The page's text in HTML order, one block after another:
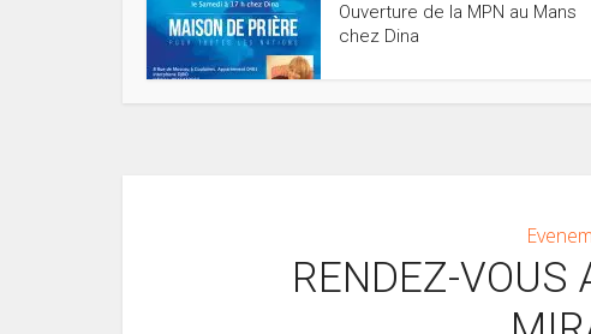
Ouverture de la MPN au Mans
chez Dina
RENDEZ-VOUS